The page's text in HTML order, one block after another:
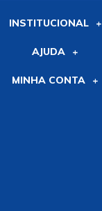
INSTITUCIONAL
AJUDA
MINHA CONTA